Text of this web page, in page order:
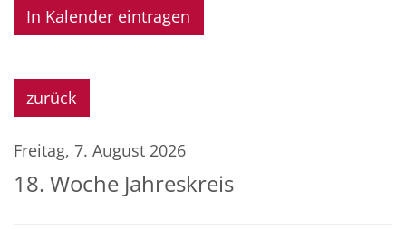
In Kalender eintragen
zurück
Freitag, 7. August 2026
18. Woche Jahreskreis